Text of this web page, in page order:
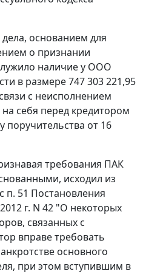
основанием для
о признании
наличие у ООО
в размере 747 303 221,95
с неисполнением
себя перед кредитором
поручительства от 16
требования ПАК
исходил из
п. 51 Постановления
г. N 42 "О некоторых
связанных с
вправе требовать
основного
при этом вступившим в